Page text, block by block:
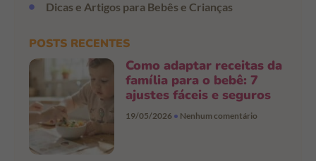
Dicas e Artigos para Bebês e Crianças
POSTS RECENTES
Como adaptar receitas da
família para o bebê: 7
ajustes fáceis e seguros
19/05/2026 Nenhum comentário